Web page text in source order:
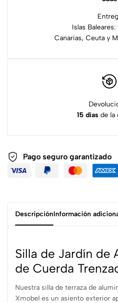
Islas Baleares:
Canarias, Ceuta y
15 días de la
Pago seguro garantizado
DescripciónInformación
Silla de Jardín de
de Cuerda
Nuestra silla de terraza de
Xmobel es un asiento exterior